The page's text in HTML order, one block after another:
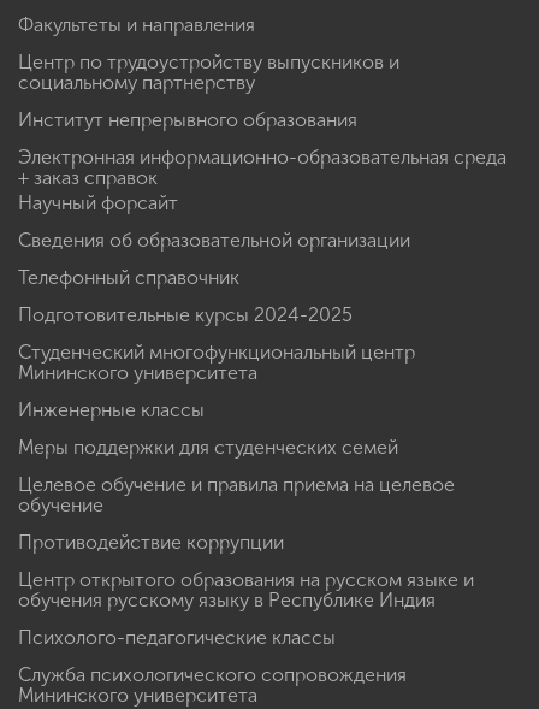
Факультеты и направления
Центр по трудоустройству выпускников и
социальному партнерству
Институт непрерывного образования
Электронная информационно-образовательная среда
+ заказ справок
Научный форсайт
Сведения об образовательной организации
Телефонный справочник
Подготовительные курсы 2024-2025
Студенческий многофункциональный центр
Мининского университета
Инженерные классы
Меры поддержки для студенческих семей
Целевое обучение и правила приема на целевое
обучение
Противодействие коррупции
Центр открытого образования на русском языке и
обучения русскому языку в Республике Индия
Психолого-педагогические классы
Служба психологического сопровождения
Мининского университета